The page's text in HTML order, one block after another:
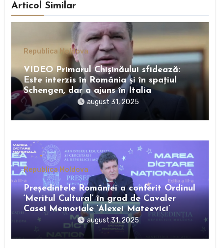
Articol Similar
Republica Moldova
VIDEO Primarul Chișinăului sfidează:
Este interzis în România și în spațiul
Schengen, dar a ajuns în Italia
august 31, 2025
Republica Moldova
Preşedintele României a conferit Ordinul
‘Meritul Cultural’ în grad de Cavaler
Casei Memoriale ‘Alexei Mateevici’
august 31, 2025